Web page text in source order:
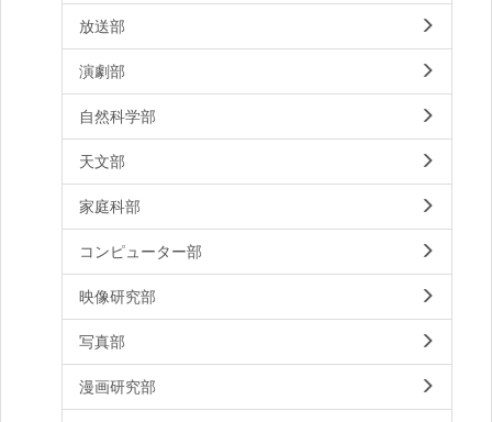
放送部
演劇部
自然科学部
天文部
家庭科部
コンピューター部
映像研究部
写真部
漫画研究部